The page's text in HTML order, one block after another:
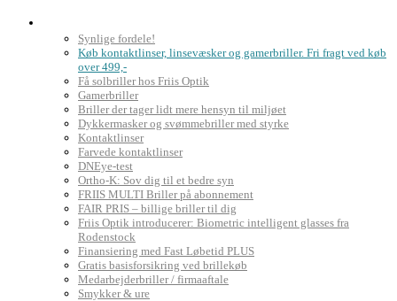
Synlige fordele!
Køb kontaktlinser, linsevæsker og gamerbriller. Fri fragt ved køb
over 499,-
Få solbriller hos Friis Optik
Gamerbriller
Briller der tager lidt mere hensyn til miljøet
Dykkermasker og svømmebriller med styrke
Kontaktlinser
Farvede kontaktlinser
DNEye-test
Ortho-K: Sov dig til et bedre syn
FRIIS MULTI Briller på abonnement
FAIR PRIS – billige briller til dig
Friis Optik introducerer: Biometric intelligent glasses fra
Rodenstock
Finansiering med Fast Løbetid PLUS
Gratis basisforsikring ved brillekøb
Medarbejderbriller / firmaaftale
Smykker & ure